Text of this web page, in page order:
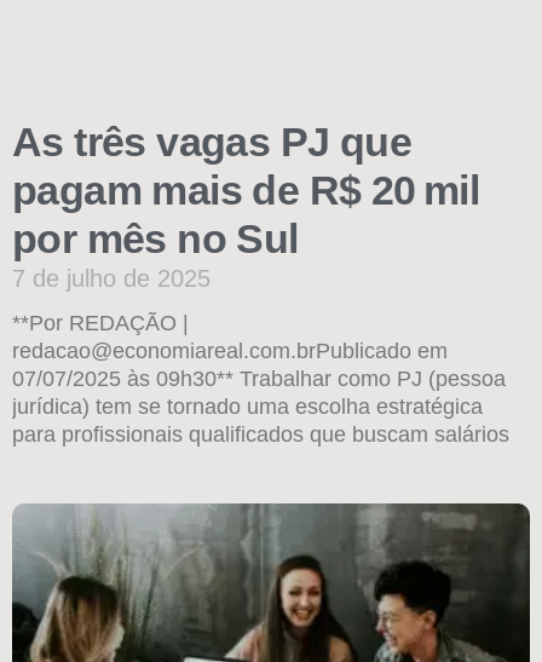
As três vagas PJ que
pagam mais de R$ 20 mil
por mês no Sul
7 de julho de 2025
**Por REDAÇÃO |
redacao@economiareal.com.brPublicado em
07/07/2025 às 09h30** Trabalhar como PJ (pessoa
jurídica) tem se tornado uma escolha estratégica
para profissionais qualificados que buscam salários